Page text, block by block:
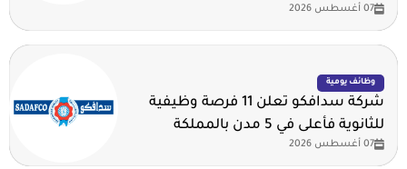
07 أغسطس 2026
وظائف يومية
شركة سدافكو تعلن 11 فرصة وظيفية
للثانوية فأعلى في 5 مدن بالمملكة
07 أغسطس 2026